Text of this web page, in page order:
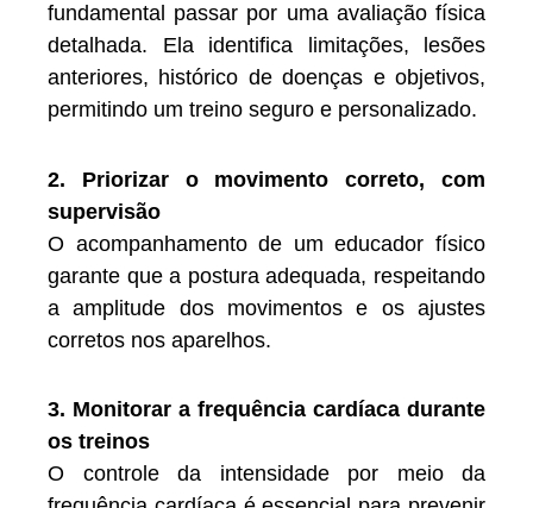
fundamental passar por uma avaliação física
detalhada. Ela identifica limitações, lesões
anteriores, histórico de doenças e objetivos,
permitindo um treino seguro e personalizado.
2. Priorizar o movimento correto, com
supervisão
O acompanhamento de um educador físico
garante que a postura adequada, respeitando
a amplitude dos movimentos e os ajustes
corretos nos aparelhos.
3. Monitorar a frequência cardíaca durante
os treinos
O controle da intensidade por meio da